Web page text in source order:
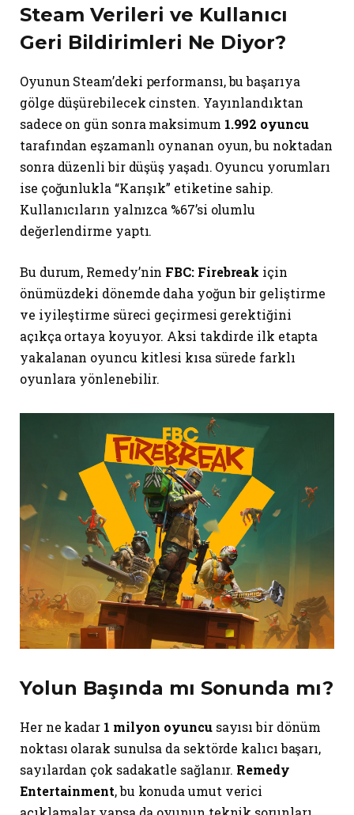
Steam Verileri ve Kullanıcı
Geri Bildirimleri Ne Diyor?
Oyunun Steam’deki performansı, bu başarıya
gölge düşürebilecek cinsten. Yayınlandıktan
sadece on gün sonra maksimum 1.992 oyuncu
tarafından eşzamanlı oynanan oyun, bu noktadan
sonra düzenli bir düşüş yaşadı. Oyuncu yorumları
ise çoğunlukla “Karışık” etiketine sahip.
Kullanıcıların yalnızca %67’si olumlu
değerlendirme yaptı.
Bu durum, Remedy’nin FBC: Firebreak için
önümüzdeki dönemde daha yoğun bir geliştirme
ve iyileştirme süreci geçirmesi gerektiğini
açıkça ortaya koyuyor. Aksi takdirde ilk etapta
yakalanan oyuncu kitlesi kısa sürede farklı
oyunlara yönlenebilir.
Yolun Başında mı Sonunda mı?
Her ne kadar 1 milyon oyuncusayısı bir dönüm
noktası olarak sunulsa da sektörde kalıcı başarı,
sayılardan çok sadakatle sağlanır. Remedy
Entertainment, bu konuda umut verici